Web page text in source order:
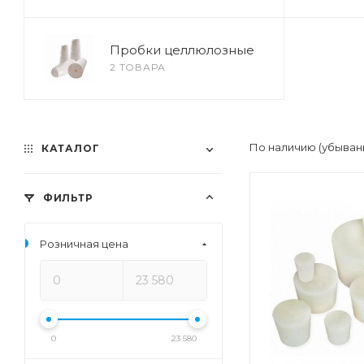
Пробки целлюлозные
2 ТОВАРА
По наличию
КАТАЛОГ
ФИЛЬТР
Розничная цена
0 23 580